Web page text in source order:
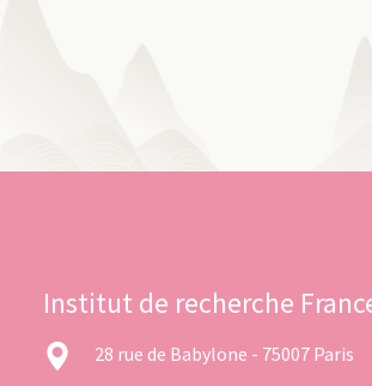
Institut de recherche
28 rue de Babylone - 75007 Paris